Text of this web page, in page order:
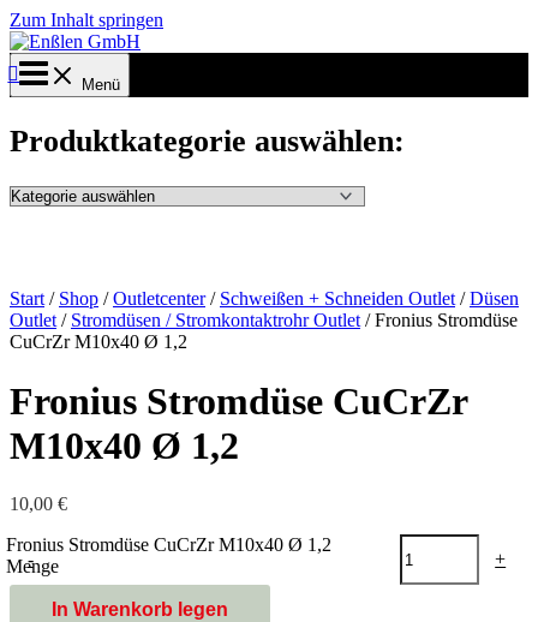
Zum Inhalt springen
Menü
Produktkategorie auswählen:
Start / Shop /Outletcenter/ Schweißen + Schneiden Outlet /Düsen
Outlet / Stromdüsen / Stromkontaktrohr Outlet / Fronius Stromdüse
CuCrZr M10x40 Ø 1,2
Fronius Stromdüse CuCrZr
M10x40 Ø 1,2
10,00 €
-
Fronius Stromdüse CuCrZr M10x40 Ø 1,2
Menge
+
In Warenkorb legen